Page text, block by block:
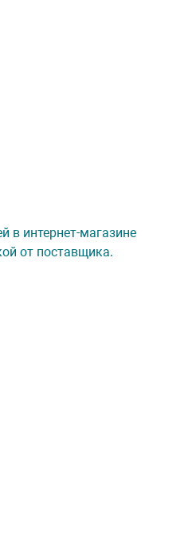
в интернет-магазине
от поставщика.